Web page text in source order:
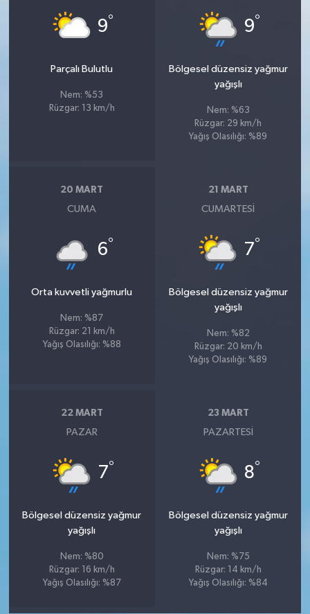
9°
Parçalı Bulutlu
Nem: %53
Rüzgar: 13 km/h
9°
Bölgesel düzensiz yağmur
yağışlı
Nem: %63
Rüzgar: 29 km/h
Yağış Olasılığı: %89
20 MART
CUMA
6°
Orta kuvvetli yağmurlu
Nem: %87
Rüzgar: 21 km/h
Yağış Olasılığı: %88
21 MART
CUMARTESI
7°
Bölgesel düzensiz yağmur
yağışlı
Nem: %82
Rüzgar: 20 km/h
Yağış Olasılığı: %89
22 MART
PAZAR
7°
Bölgesel düzensiz yağmur
yağışlı
Nem: %80
Rüzgar: 16 km/h
Yağış Olasılığı: %87
23 MART
PAZARTESI
8°
Bölgesel düzensiz yağmur
yağışlı
Nem: %75
Rüzgar: 14 km/h
Yağış Olasılığı: %84